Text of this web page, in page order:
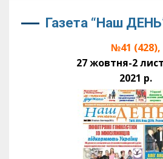
Газета “Наш
№41 (428),
27 жовтня-2
2021 р.